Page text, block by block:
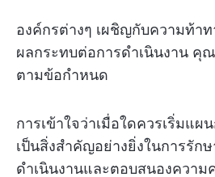
องค์กรต่างๆ เผชิญกับความท้า
ผลกระทบต่อการดำเนินงาน คุ
ตามข้อกำหนด
การเข้าใจว่าเมื่อใดควรเริ่มแผ
เป็นสิ่งสำคัญอย่างยิ่งในการรัก
ดำเนินงานและตอบสนองความ